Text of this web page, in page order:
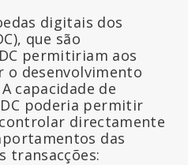
digitais dos
que são
permitiriam aos
o desenvolvimento
capacidade de
poderia permitir
directamente
das
transacções: